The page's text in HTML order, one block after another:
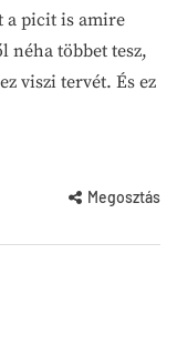
a picit is amire
néha többet tesz,
viszi tervét. És ez
Megosztás